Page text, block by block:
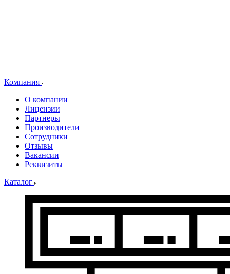
Компания
О компании
Лицензии
Партнеры
Производители
Сотрудники
Отзывы
Вакансии
Реквизиты
Каталог